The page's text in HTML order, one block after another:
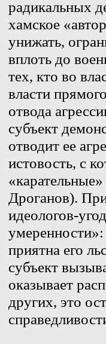
радикальных
хамское
унижать,
вплоть до
тех, кто во
власти
отвода
субъект
отводит ее
истовость, с
Дроганов).
идеологов-
приятна его
субъект
оказывает
других, это